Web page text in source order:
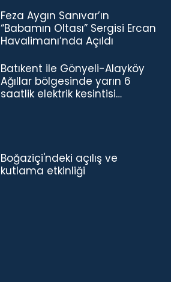
Feza Aygın Sanıvar’ın
“Babamın Oltası” Sergisi Ercan
Havalimanı’nda Açıldı
Batıkent ile Gönyeli-Alayköy
Ağıllar bölgesinde yarın 6
saatlik elektrik kesintisi…
Boğaziçi'ndeki açılış ve
kutlama etkinliği